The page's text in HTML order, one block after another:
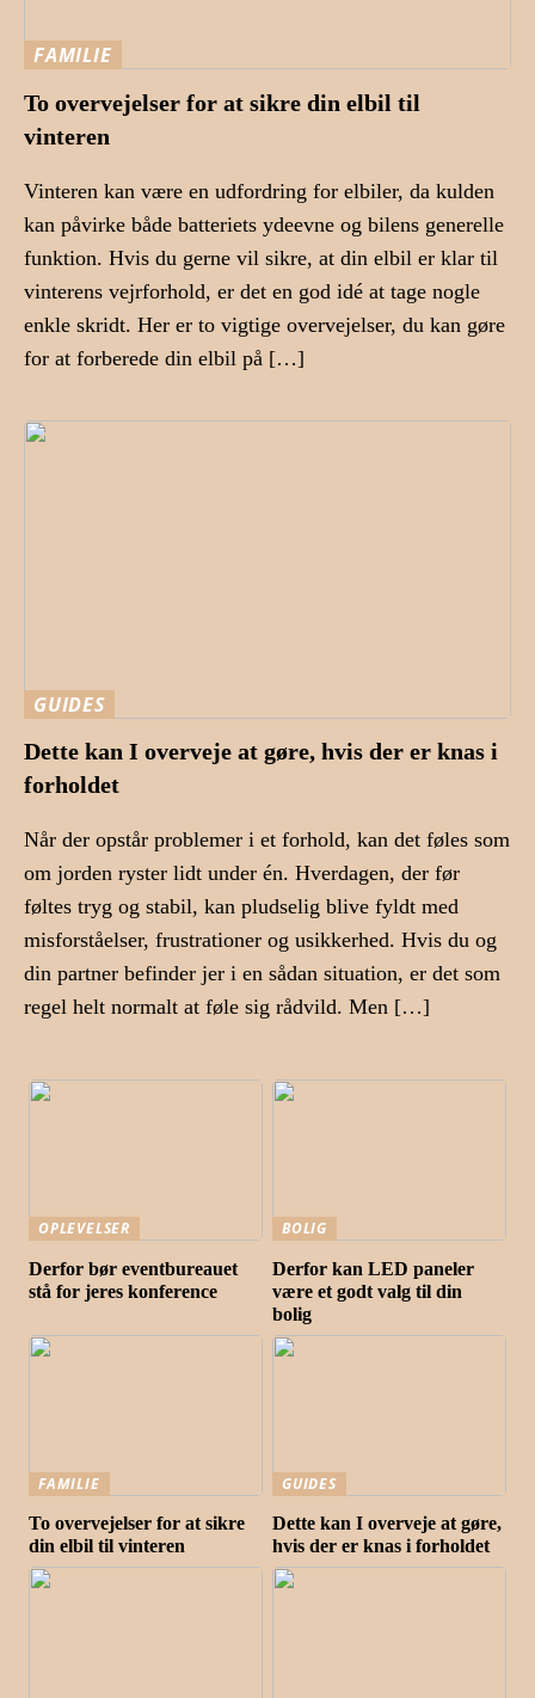
FAMILIE
To overvejelser for at sikre din elbil til
vinteren
Vinteren kan være en udfordring for elbiler, da kulden
kan påvirke både batteriets ydeevne og bilens generelle
funktion. Hvis du gerne vil sikre, at din elbil er klar til
vinterens vejrforhold, er det en god idé at tage nogle
enkle skridt. Her er to vigtige overvejelser, du kan gøre
for at forberede din elbil på […]
GUIDES
Dette kan I overveje at gøre, hvis der er knas i
forholdet
Når der opstår problemer i et forhold, kan det føles som
om jorden ryster lidt under én. Hverdagen, der før
føltes tryg og stabil, kan pludselig blive fyldt med
misforståelser, frustrationer og usikkerhed. Hvis du og
din partner befinder jer i en sådan situation, er det som
regel helt normalt at føle sig rådvild. Men […]
OPLEVELSER
Derfor bør eventbureauet
stå for jeres konference
BOLIG
Derfor kan LED paneler
være et godt valg til din
bolig
FAMILIE
To overvejelser for at sikre
din elbil til vinteren
GUIDES
Dette kan I overveje at gøre,
hvis der er knas i forholdet